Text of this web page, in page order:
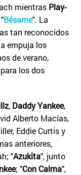
mientras Play-
Bésame". La
tan reconocidos
empuja los
de verano,
los dos
, Daddy Yankee,
Alberto Macías,
Eddie Curtis y
anteriores,
"Azukita", junto
; "Con Calma",